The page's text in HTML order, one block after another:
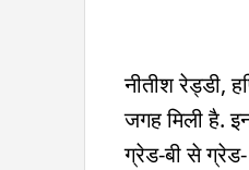
नीतीश रेड्डी,
जगह मिली है.
ग्रेड-बी से